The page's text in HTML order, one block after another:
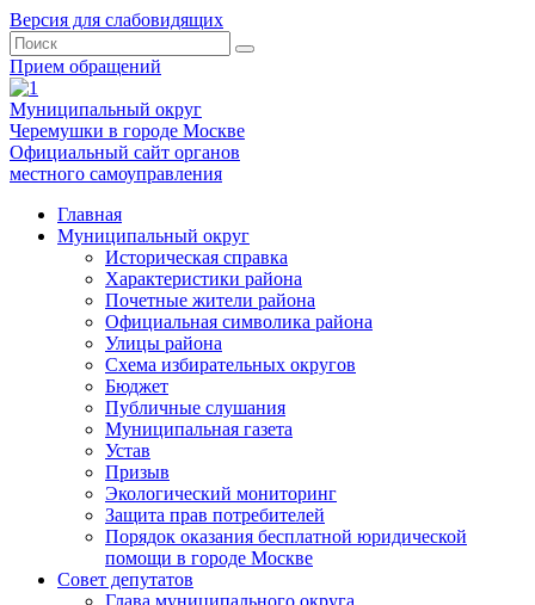
Версия для слабовидящих
Прием обращений
Муниципальный округ
Черемушки в городе Москве
Официальный сайт органов
местного самоуправления
Главная
Муниципальный округ
Историческая справка
Характеристики района
Почетные жители района
Официальная символика района
Улицы района
Схема избирательных округов
Бюджет
Публичные слушания
Муниципальная газета
Устав
Призыв
Экологический мониторинг
Защита прав потребителей
Порядок оказания бесплатной юридической
помощи в городе Москве
Совет депутатов
Глава муниципального округа